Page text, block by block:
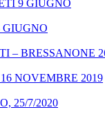
9 GIUGNO
GIUGNO
– BRESSANONE
NOVEMBRE 2019
25/7/2020